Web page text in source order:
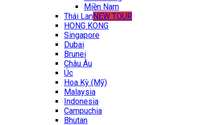
Miền Nam
Thái LanNEW TOUR
HONG KONG
Singapore
Dubai
Brunei
Châu Âu
Úc
Hoa Kỳ (Mỹ)
Malaysia
Indonesia
Campuchia
Bhutan